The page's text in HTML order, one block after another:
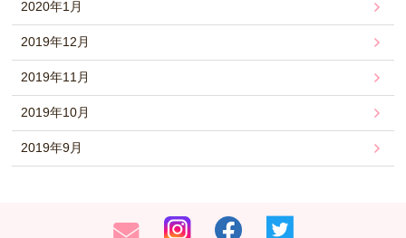
2020年1月
2019年12月
2019年11月
2019年10月
2019年9月